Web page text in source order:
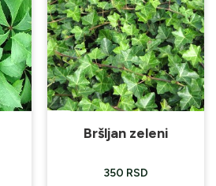
Bršljan zeleni
350 RSD